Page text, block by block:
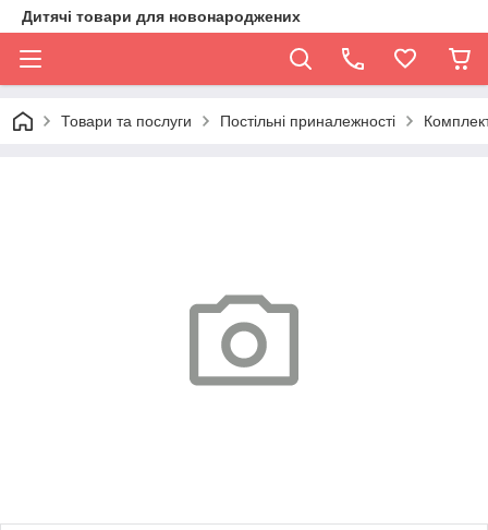
Дитячі товари для новонароджених
Товари та послуги Постільні приналежності